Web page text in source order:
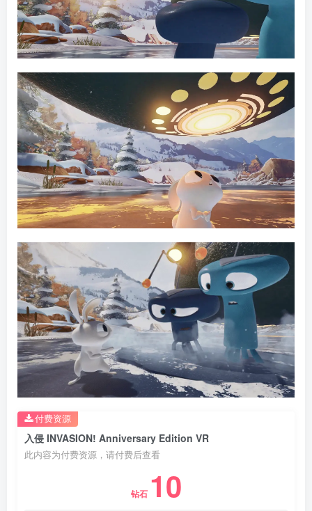
入侵 INVASION! Anniversary Edition VR
此内容为付费资源，请付费后查看
钻石 10
付费资源